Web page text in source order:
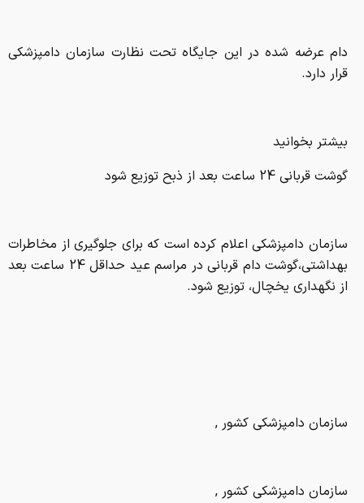
دام عرضه شده در این جایگاه تحت نظارت سازمان دامپزشکی
قرار دارد.
بیشتر بخوانید
گوشت قربانی 24 ساعت بعد از ذبح توزیع شود
سازمان دامپزشکی اعلام کرده است که برای جلوگیری از مخاطرات
بهداشتی،گوشت دام قربانی در مراسم عید حداقل 24 ساعت بعد
از نگهداری یخچال، توزیع شود.
سازمان دامپزشکی کشور ,
سازمان دامپزشکی کشور ,